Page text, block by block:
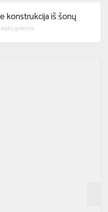
konstrukcija iš šonų
galerija